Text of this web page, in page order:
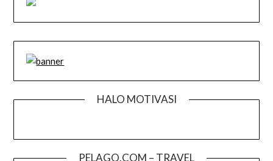
HALO MOTIVASI
PELAGO.COM – TRAVEL